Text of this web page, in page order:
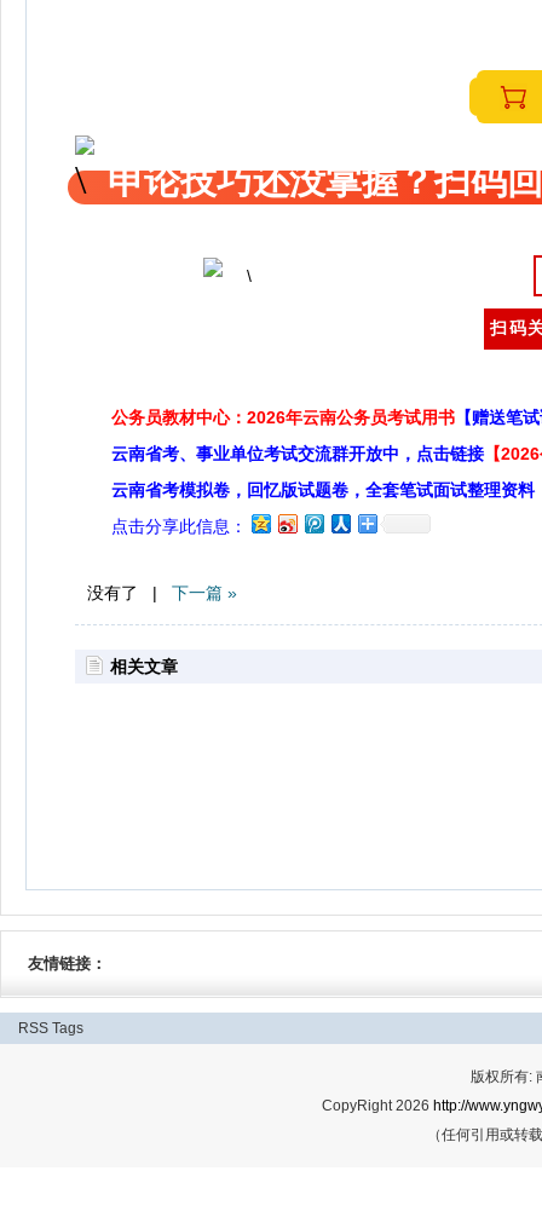
申论技巧还没掌握？扫码
扫码
公务员教材中心：2026年云南公务员考试用书 【赠送笔
云南省考、事业单位考试交流群开放中，点击链接 【
云南省考模拟卷，回忆版试题卷，全套笔试面试整理资料
点击分享此信息：
没有了 | 下一篇 »
相关文章
友情链接：
RSS Tags
版权所有:
CopyRight 2026 http://
（任何引用或转